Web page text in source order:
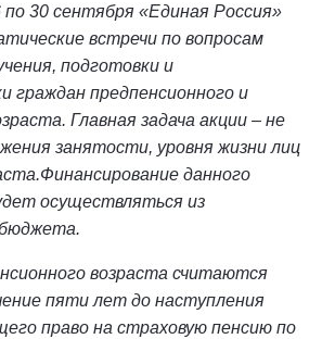
30 сентября «Единая Россия»
встречи по вопросам
подготовки и
граждан предпенсионного и
Главная задача акции – не
занятости, уровня жизни лиц
данного
осуществляться из
возраста считаются
пяти лет до наступления
право на страховую пенсию по